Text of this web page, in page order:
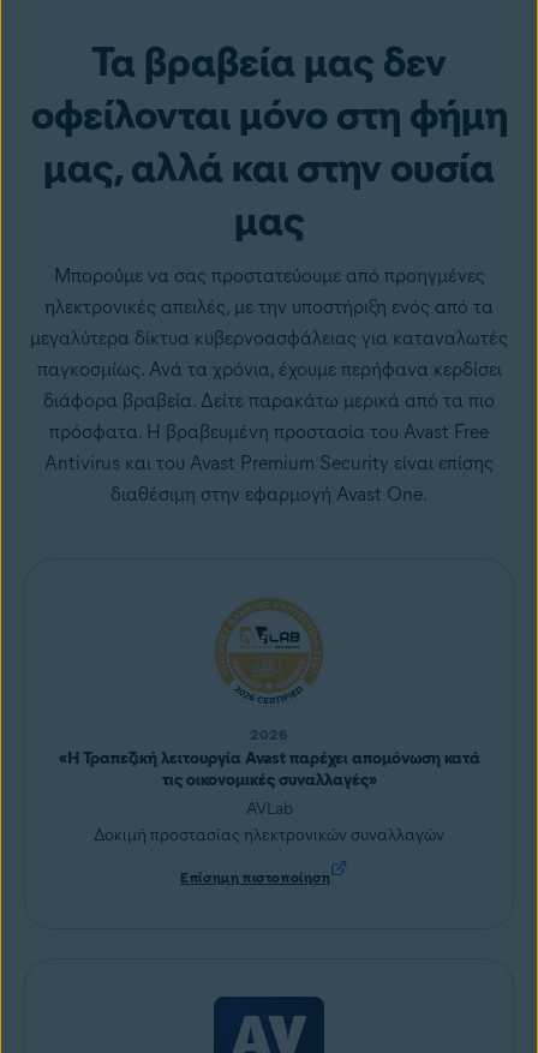
Τα βραβεία μας δεν
οφείλονται μόνο στη φήμη
μας, αλλά και στην ουσία
μας
Μπορούμε να σας προστατεύουμε από προηγμένες
ηλεκτρονικές απειλές, με την υποστήριξη ενός από τα
μεγαλύτερα δίκτυα κυβερνοασφάλειας για καταναλωτές
παγκοσμίως. Ανά τα χρόνια, έχουμε περήφανα κερδίσει
διάφορα βραβεία. Δείτε παρακάτω μερικά από τα πιο
πρόσφατα. Η βραβευμένη προστασία του Avast Free
Antivirus και του Avast Premium Security είναι επίσης
διαθέσιμη στην εφαρμογή Avast One.
2026
«H Τραπεζική λειτουργία Avast παρέχει απομόνωση κατά
τις οικονομικές συναλλαγές»
AVLab
Δοκιμή προστασίας ηλεκτρονικών συναλλαγών
Επίσημη πιστοποίηση